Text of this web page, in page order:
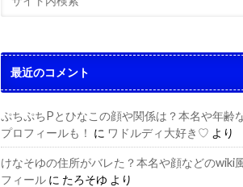
最近のコメント
ぷちぷちPとひなこの顔や関係は？本名や年齢
プロフィールも！ に ワドルディ大好き♡ より
けなそゆの住所がバレた？本名や顔などのwiki
フィール に たろそゆ より